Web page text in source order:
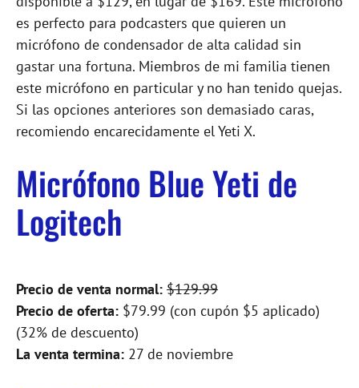
es perfecto para podcasters que quieren un
micrófono de condensador de alta calidad sin
gastar una fortuna. Miembros de mi familia tienen
este micrófono en particular y no han tenido quejas.
Si las opciones anteriores son demasiado caras,
recomiendo encarecidamente el Yeti X.
Micrófono Blue Yeti de
Logitech
Precio de venta normal: $129.99
Precio de oferta: $79.99 (con cupón $5 aplicado)
(32% de descuento)
La venta termina: 27 de noviembre